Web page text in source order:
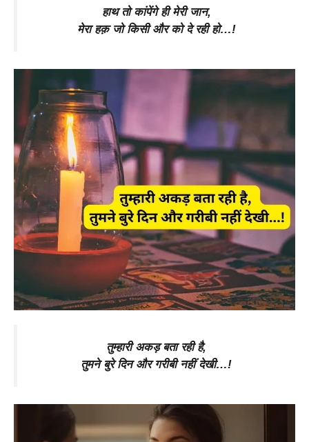
हाथ तो कांपेंगे ही मेरी जान,
मेरा हक़ जो किसी और को दे रही हो…!
तुम्हारी अकड़ बता रही है,
तुमने बुरे दिन और गरीबी नहीं देखी…!